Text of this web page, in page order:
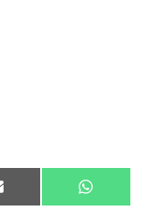
Compartir
en
E
m
en
W
h